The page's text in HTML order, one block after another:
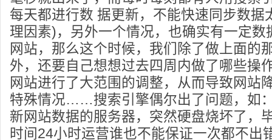
每天都进行数 据更新，不能快速同步数据
理因素)，另外一个情况，也确实有一定数
网站，那么这个时候，我们除了做上面的
外，还要自己想想过去四周内做了哪些操
网站进行了大范围的调整，从而导致网站
特殊情况……搜索引擎偶尔出了问题，如
新网站数据的服务器，突然硬盘烧坏了，
时间24小时运营谁也不能保证一次都不出